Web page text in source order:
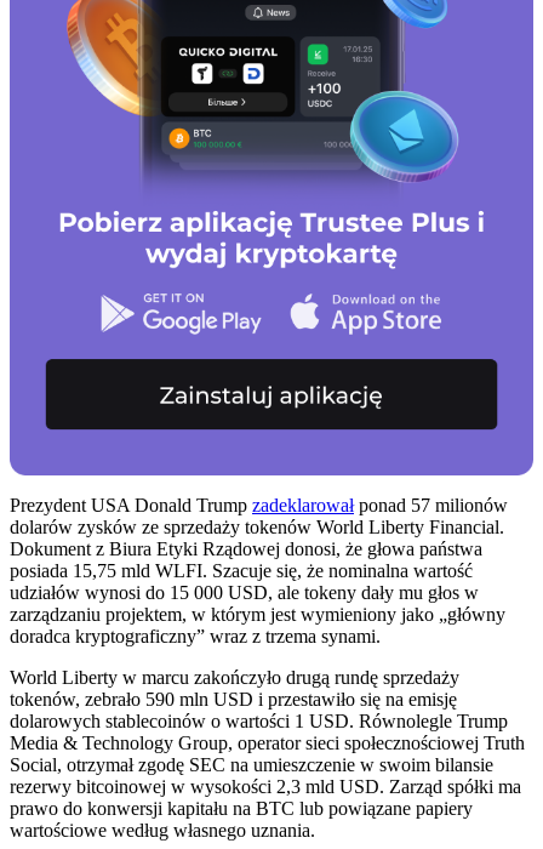
Prezydent USA Donald Trump zadeklarowałponad 57 milionów
dolarów zysków ze sprzedaży tokenów World Liberty Financial.
Dokument z Biura Etyki Rządowej donosi, że głowa państwa
posiada 15,75 mld WLFI. Szacuje się, że nominalna wartość
udziałów wynosi do 15 000 USD, ale tokeny dały mu głos w
zarządzaniu projektem, w którym jest wymieniony jako „główny
doradca kryptograficzny” wraz z trzema synami.
World Liberty w marcu zakończyło drugą rundę sprzedaży
tokenów, zebrało 590 mln USD i przestawiło się na emisję
dolarowych stablecoinów o wartości 1 USD. Równolegle Trump
Media & Technology Group, operator sieci społecznościowej Truth
Social, otrzymał zgodę SEC na umieszczenie w swoim bilansie
rezerwy bitcoinowej w wysokości 2,3 mld USD. Zarząd spółki ma
prawo do konwersji kapitału na BTC lub powiązane papiery
wartościowe według własnego uznania.